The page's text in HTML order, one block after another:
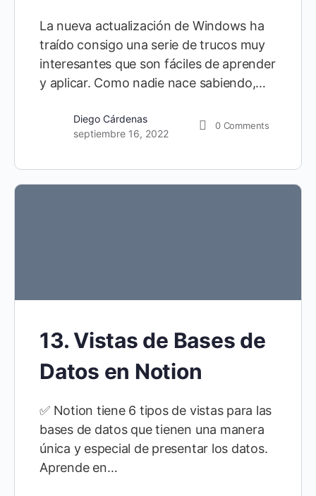
La nueva actualización de Windows ha
traído consigo una serie de trucos muy
interesantes que son fáciles de aprender
y aplicar. Como nadie nace sabiendo,…
Diego Cárdenas
septiembre 16, 2022
0 Comments
13. Vistas de Bases de
Datos en Notion
✅ Notion tiene 6 tipos de vistas para las
bases de datos que tienen una manera
única y especial de presentar los datos.
Aprende en…